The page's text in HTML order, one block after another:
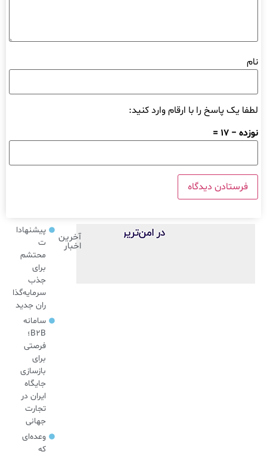
نام
لطفا یک پاسخ را با ارقام وارد کنید:
نوزده − 17 =
آخرین
اخبار
پیشنهادا
ت
محتشم
برای
جذب
سرمایه‌گذا
ران جدید
سامانه
B2B؛
فرصتی
برای
بازسازی
جایگاه
ایران در
تجارت
جهانی
وعده‌ای
که